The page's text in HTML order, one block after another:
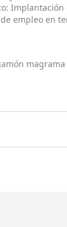
empleo en
magrama